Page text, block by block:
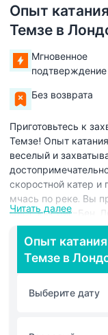
Опыт
Темзе в
Мгновенное
подтверждение
Без возврата
Приготовьтесь к
Темзе! Опыт
веселый и
скоростной катер и
мчась по реке. Вы
мест, как Биг-Бен,
Палата лордов. Во
расскажет
знаменитых
поездки в
сначала движется
фотографии, а
семей, пар и групп
Читать далее
Опыт
Темзе в
Выберите дату